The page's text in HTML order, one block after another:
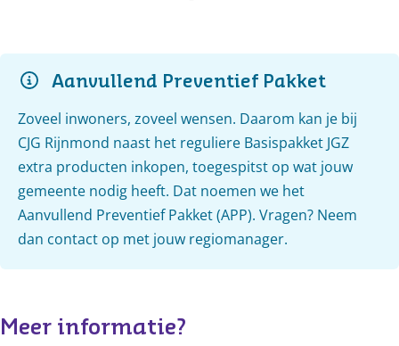
Aanvullend Preventief Pakket
Zoveel inwoners, zoveel wensen. Daarom kan je bij
CJG Rijnmond naast het reguliere Basispakket JGZ
extra producten inkopen, toegespitst op wat jouw
gemeente nodig heeft. Dat noemen we het
Aanvullend Preventief Pakket (APP). Vragen? Neem
dan contact op met jouw regiomanager.
Meer informatie?